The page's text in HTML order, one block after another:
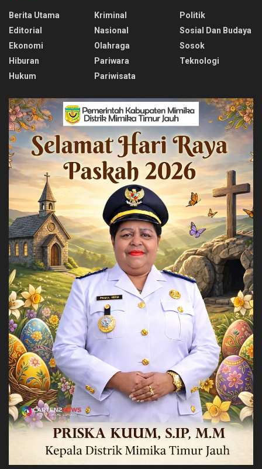
Berita Utama
Editorial
Ekonomi
Hiburan
Hukum
Kriminal
Nasional
Olahraga
Pariwara
Pariwisata
Politik
Sosial Dan Budaya
Sosok
Teknologi